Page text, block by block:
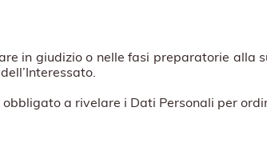
in giudizio o nelle fasi preparatorie alla
a rivelare i Dati Personali per